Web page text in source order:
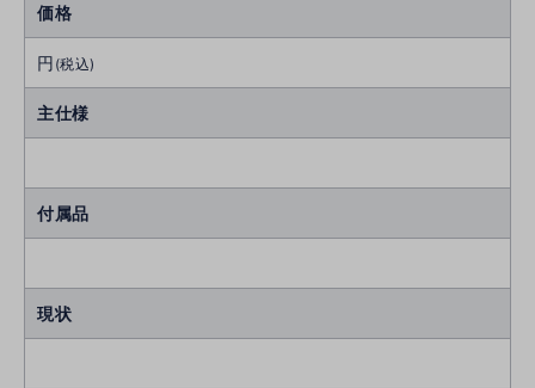
価格
円 (税込)
主仕様
付属品
現状